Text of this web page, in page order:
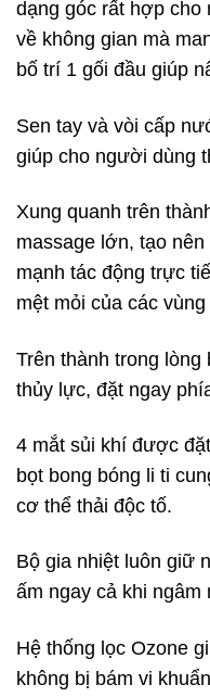
dạng góc rất hợp cho
về không gian mà
bố trí 1 gối đầu giúp
Sen tay và vòi cấp
giúp cho người dùng
Xung quanh trên
massage lớn, tạo
mạnh tác động trực
mệt mỏi của các
Trên thành trong lòng
thủy lực, đặt ngay
4 mắt sủi khí được
bọt bong bóng li ti
cơ thể thải độc tố.
Bộ gia nhiệt luôn giữ
ấm ngay cả khi
Hệ thống lọc Ozone
không bị bám vi